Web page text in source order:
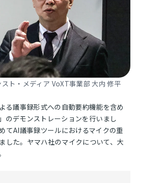
ト・メディア VoXT事業部 大内 修平
る議事録形式への自動要約機能を含め
のデモンストレーションを行いまし
てAI議事録ツールにおけるマイクの重
した。ヤマハ社のマイクについて、大